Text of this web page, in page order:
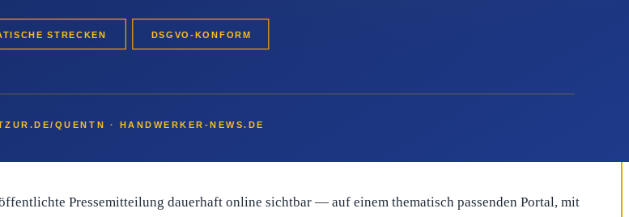
aufbauen möchte, hat damit eine konkrete Stellschraube: redaktionell veröffentlichte Pressemitteilungen
Pressemitteilung dauerhaft online sichtbar — auf einem thematisch passenden Portal, mit